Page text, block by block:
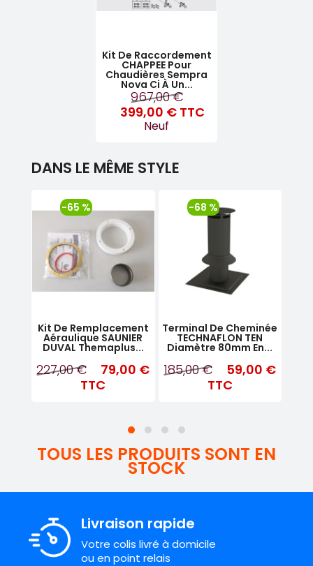
Kit De Raccordement
CHAPPEE Pour
Chaudières Sempra
Nova Ci À Un...
967,00 €
399,00 € TTC
Neuf
DANS LE MÊME STYLE
Kit De Remplacement
Aéraulique SAUNIER
DUVAL Themaplus...
227,00 €
79,00 €
TTC
-65 %
Terminal De Cheminée
TECHNAFLON TEN
Diamètre 80mm En...
185,00 €
59,00 €
TTC
-68 %
TOUS LES PRODUITS SONT EN
STOCK
Livraison rapide
Votre colis livré à domicile
ou en point relais